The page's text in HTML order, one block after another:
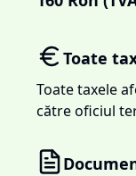
Toate
Toate taxele
către oficiul